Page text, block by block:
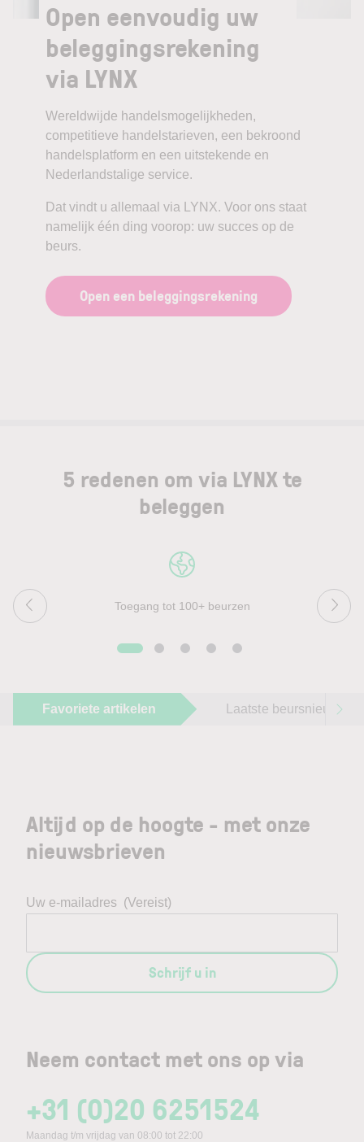
Open eenvoudig uw
beleggingsrekening
via LYNX
Wereldwijde handelsmogelijkheden,
competitieve handelstarieven, een bekroond
handelsplatform en een uitstekende en
Nederlandstalige service.
Dat vindt u allemaal via LYNX. Voor ons staat
namelijk één ding voorop: uw succes op de
beurs.
Open een beleggingsrekening
5 redenen om via LYNX te
beleggen
Toegang tot 100+ beurzen
Favoriete artikelen Laatste beursnieuws
Neem contact met ons op via
+31 (0)20 6251524
Maandag t/m vrijdag van 08:00 tot 22:00
Altijd op de hoogte - met onze
nieuwsbrieven
Uw e-mailadres (Vereist)
Schrijf u in